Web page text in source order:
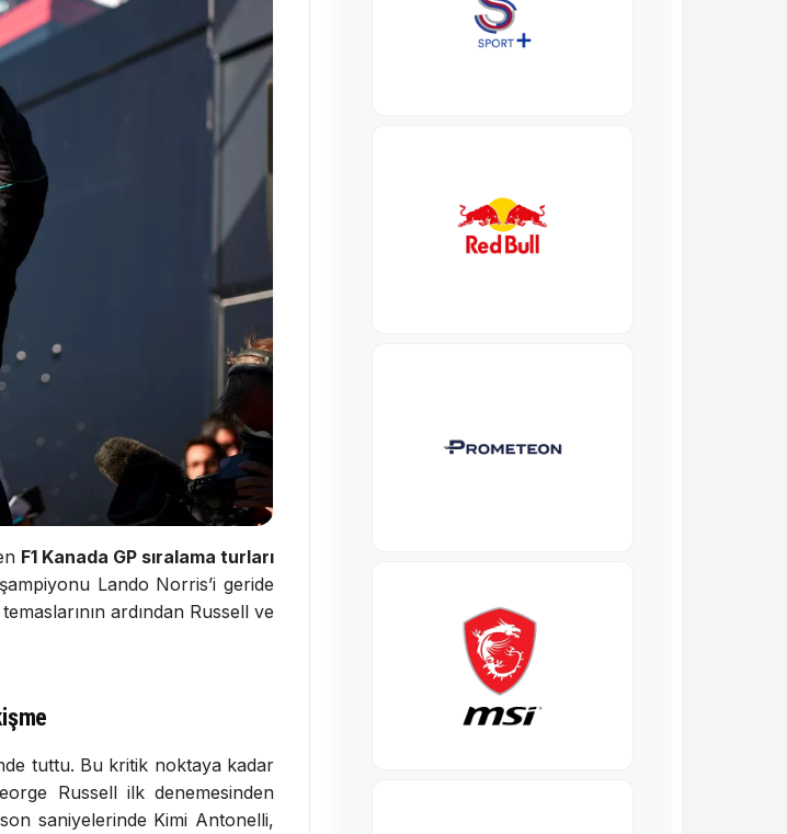
F1 Kanada GP sıralama turları
Lando Norris’i geride
ardından Russell ve
tuttu. Bu kritik noktaya kadar
Russell ilk denemesinden
son saniyelerinde Kimi Antonelli,